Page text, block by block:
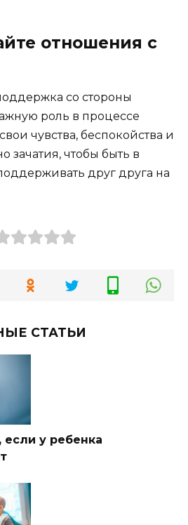
отношения с
со стороны
роль в процессе
чувства, беспокойства и
зачатия, чтобы быть в
друг друга на
СТАТЬИ
если у ребенка